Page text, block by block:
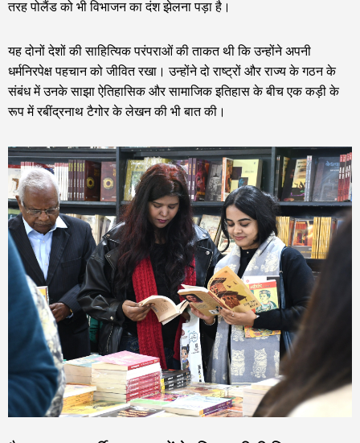
तरह पोलैंड को भी विभाजन का दंश झेलना पड़ा है।
यह दोनों देशों की साहित्यिक परंपराओं की ताकत थी कि उन्होंने अपनी
धर्मनिरपेक्ष पहचान को जीवित रखा। उन्होंने दो राष्ट्रों और राज्य के गठन के
संबंध में उनके साझा ऐतिहासिक और सामाजिक इतिहास के बीच एक कड़ी के
रूप में रबींद्रनाथ टैगोर के लेखन की भी बात की।